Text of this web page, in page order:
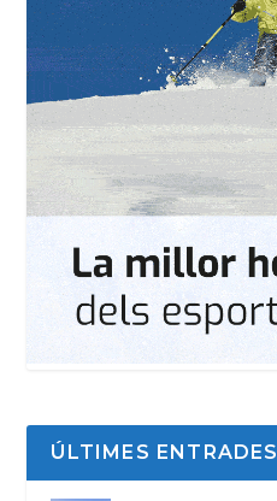
ÚLTIMES ENTRADES